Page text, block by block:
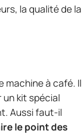
la qualité de la
machine à café. Il
un kit spécial
Aussi faut-il
le point des